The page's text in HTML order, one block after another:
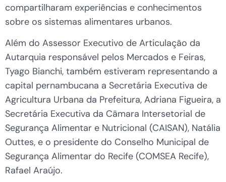
compartilharam experiências e conhecimentos
sobre os sistemas alimentares urbanos.
Além do Assessor Executivo de Articulação da
Autarquia responsável pelos Mercados e Feiras,
Tyago Bianchi, também estiveram representando a
capital pernambucana a Secretária Executiva de
Agricultura Urbana da Prefeitura, Adriana Figueira, a
Secretária Executiva da Câmara Intersetorial de
Segurança Alimentar e Nutricional (CAISAN), Natália
Outtes, e o presidente do Conselho Municipal de
Segurança Alimentar do Recife (COMSEA Recife),
Rafael Araújo.